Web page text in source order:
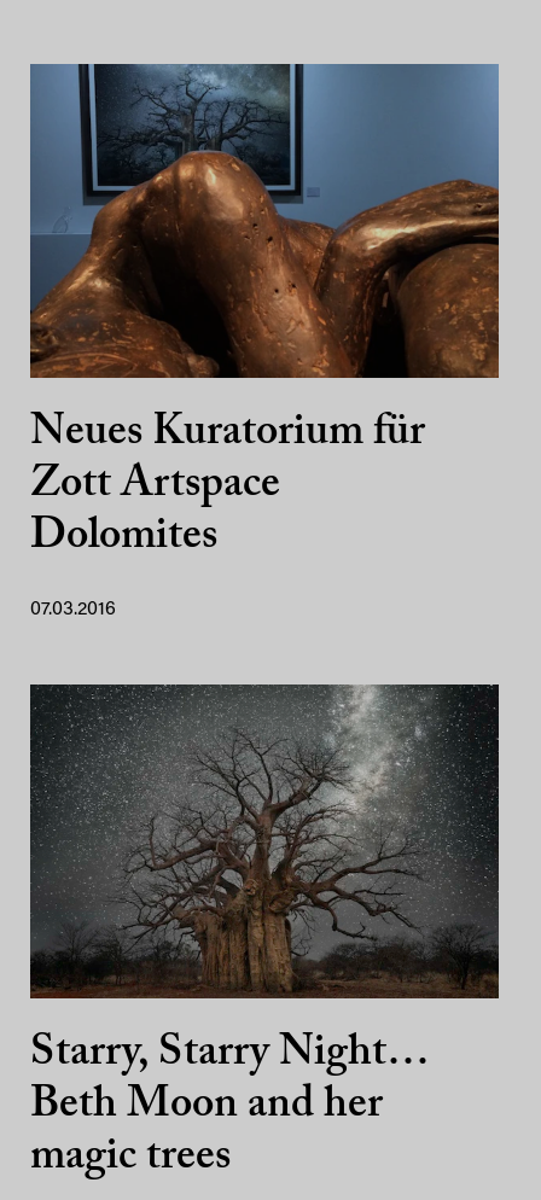
Neues Kuratorium für
Zott Artspace
Dolomites
07.03.2016
Starry, Starry Night…
Beth Moon and her
magic trees